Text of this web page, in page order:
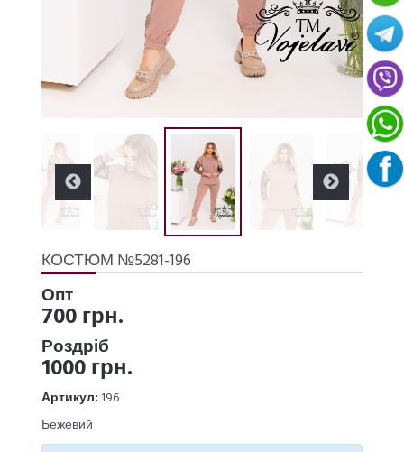
КОСТЮМ №5281-196
Опт
700 грн.
Роздріб
1000 грн.
Артикул: 196
Бежевий